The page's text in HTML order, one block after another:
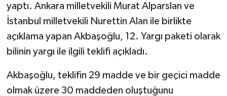
yaptı. Ankara milletvekili Murat Alparslan ve
İstanbul milletvekili Nurettin Alan ile birlikte
açıklama yapan Akbaşoğlu, 12. Yargı paketi olarak
bilinin yargı ile ilgili teklifi açıkladı.
Akbaşoğlu, teklifin 29 madde ve bir geçici madde
olmak üzere 30 maddeden oluştuğunu